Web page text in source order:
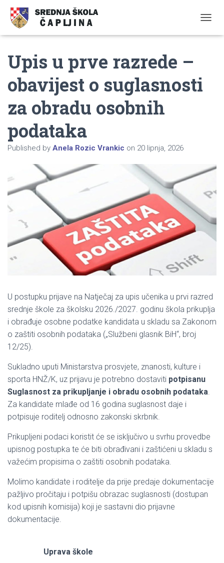
Upis u prve razrede –
obavijest o suglasnosti
za obradu osobnih
podataka
Published by Anela Rozic Vrankic on 20 lipnja, 2026
U postupku prijave na Natječaj za upis učenika u prvi razred
srednje škole za školsku 2026./2027. godinu škola prikuplja
i obrađuje osobne podatke kandidata u skladu sa Zakonom
o zaštiti osobnih podataka („Službeni glasnik BiH“, broj
12/25).
Sukladno uputi Ministarstva prosvjete, znanosti, kulture i
sporta HNŽ/K, uz prijavu je potrebno dostaviti potpisanu
Suglasnost za prikupljanje i obradu osobnih podataka.
Za kandidate mlađe od 16 godina suglasnost daje i
potpisuje roditelj odnosno zakonski skrbnik.
Prikupljeni podaci koristit će se isključivo u svrhu provedbe
upisnog postupka te će biti obrađivani i zaštićeni u skladu s
važećim propisima o zaštiti osobnih podataka.
Molimo kandidate i roditelje da prije predaje dokumentacije
pažljivo pročitaju i potpišu obrazac suglasnosti (dostupan
kod upisnih komisija) koji je sastavni dio prijavne
dokumentacije.
Uprava škole